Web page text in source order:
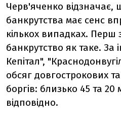
Черв'яченко відзначає,
банкрутства має сенс
кількох випадках. Перш
банкрутство як таке.
Кепітал",
обсяг довгострокових
боргів: близько 45 та 20
відповідно.